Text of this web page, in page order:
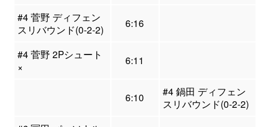
#4 菅野 ディフェン
スリバウンド(0-2-2)
6:16
#4 菅野 2Pシュート
×
6:11
6:10
#4 鍋田 ディフェン
スリバウンド(0-2-2)